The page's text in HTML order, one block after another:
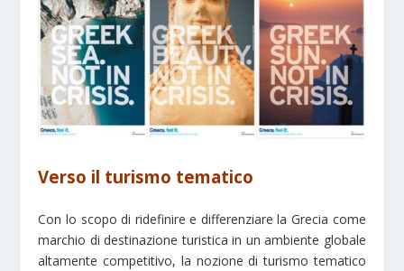
Verso il turismo tematico
Con lo scopo di ridefinire e differenziare la Grecia come
marchio di destinazione turistica in un ambiente globale
altamente competitivo, la nozione di turismo tematico